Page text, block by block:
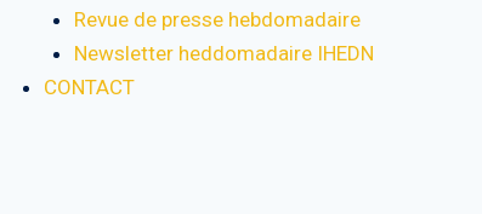
Revue de presse hebdomadaire
Newsletter heddomadaire IHEDN
CONTACT